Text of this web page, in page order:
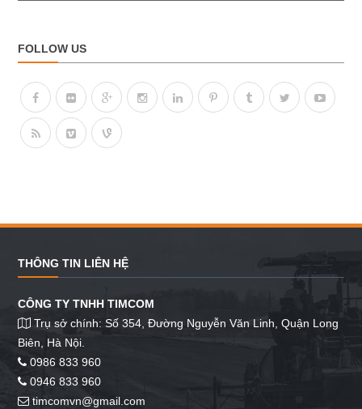
FOLLOW US
THÔNG TIN LIÊN HỆ
CÔNG TY TNHH TIMCOM
Trụ sở chính: Số 354, Đường Nguyễn Văn Linh, Quận Long
Biên, Hà Nội.
0986 833 960
0946 833 960
timcomvn@gmail.com